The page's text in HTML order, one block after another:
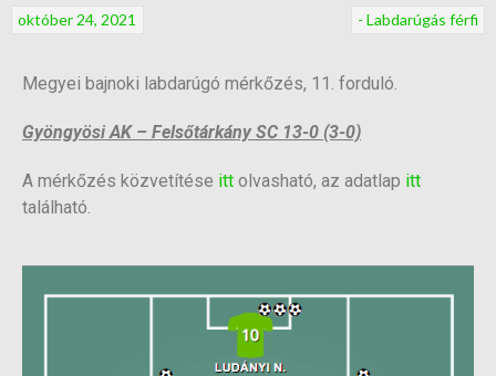
- Labdarúgás férfi
október 24, 2021
Megyei bajnoki labdarúgó mérkőzés, 11. forduló.
Gyöngyösi AK – Felsőtárkány SC 13-0 (3-0)
A mérkőzés közvetítése itt olvasható, az adatlap itt
található.